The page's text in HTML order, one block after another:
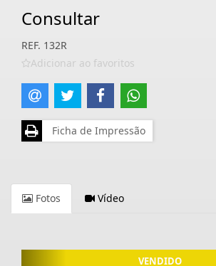
Consultar
REF. 132R
Adicionar ao favoritos
Ficha de Impressão
Fotos Vídeo